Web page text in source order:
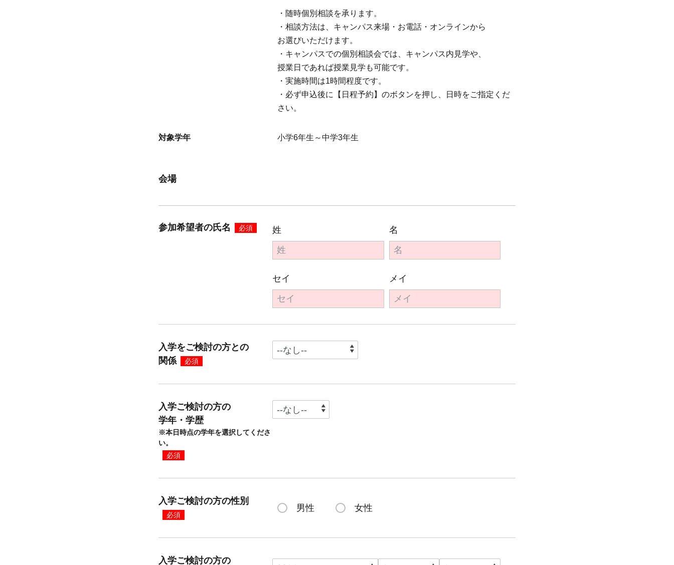
・随時個別相談を承ります。
・相談方法は、キャンパス来場・お電話・オンラインから
お選びいただけます。
・キャンパスでの個別相談会では、キャンパス内見学や、
授業日であれば授業見学も可能です。
・実施時間は1時間程度です。
・必ず申込後に【日程予約】のボタンを押し、日時をご指定くだ
さい。
対象学年 小学6年生～中学3年生
会場
参加希望者の氏名 必須 姓 名
セイ メイ
入学をご検討の方との
関係
必須
入学ご検討の方の
学年・学歴
※本日時点の学年を選択してくださ
い。
必須
入学ご検討の方の性別
必須
男性 女性
入学ご検討の方の